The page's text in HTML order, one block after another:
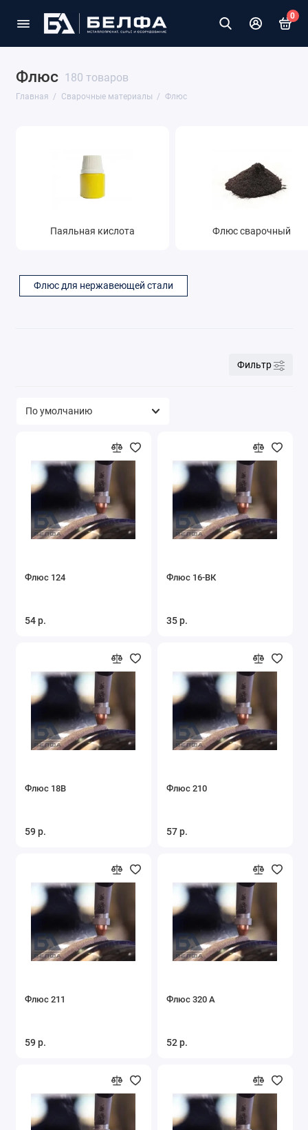
0
Флюс 180 товаров
Главная Сварочные материалы Флюс
Паяльная кислота Флюс сварочный
Флюс для нержавеющей стали
Фильтр
Флюс 124
54 р.
Флюс 16-ВК
35 р.
Флюс 18В
59 р.
Флюс 210
57 р.
Флюс 211
59 р.
Флюс 320 А
52 р.